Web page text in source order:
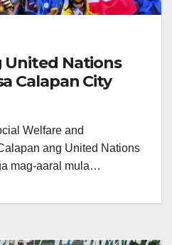
United Nations
Calapan City
Welfare and
ang United Nations
mag-aaral mula…